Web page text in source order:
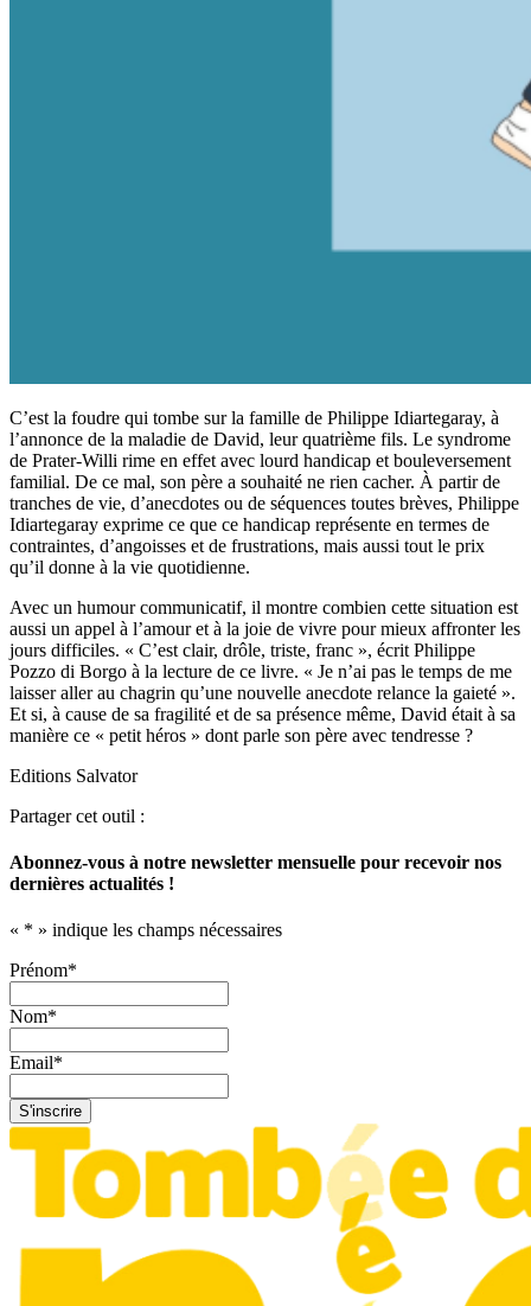
C’est la foudre qui tombe sur la famille de Philippe Idiartegaray, à
l’annonce de la maladie de David, leur quatrième fils. Le syndrome
de Prater-Willi rime en effet avec lourd handicap et bouleversement
familial. De ce mal, son père a souhaité ne rien cacher. À partir de
tranches de vie, d’anecdotes ou de séquences toutes brèves, Philippe
Idiartegaray exprime ce que ce handicap représente en termes de
contraintes, d’angoisses et de frustrations, mais aussi tout le prix
qu’il donne à la vie quotidienne.
Avec un humour communicatif, il montre combien cette situation est
aussi un appel à l’amour et à la joie de vivre pour mieux affronter les
jours difficiles. « C’est clair, drôle, triste, franc », écrit Philippe
Pozzo di Borgo à la lecture de ce livre. « Je n’ai pas le temps de me
laisser aller au chagrin qu’une nouvelle anecdote relance la gaieté ».
Et si, à cause de sa fragilité et de sa présence même, David était à sa
manière ce « petit héros » dont parle son père avec tendresse ?
Editions Salvator
Partager cet outil :
Abonnez-vous à notre newsletter mensuelle pour recevoir nos
dernières actualités !
« * » indique les champs nécessaires
Prénom*
Nom*
Email*
S'inscrire